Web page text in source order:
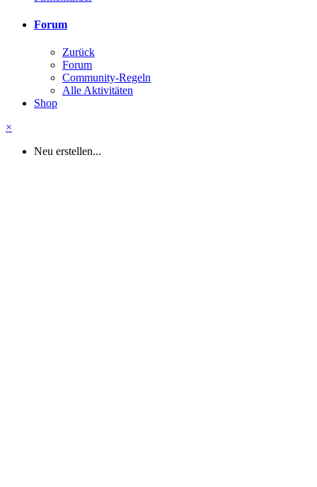
Forum
Zurück
Forum
Community-Regeln
Alle Aktivitäten
Shop
×
Neu erstellen...